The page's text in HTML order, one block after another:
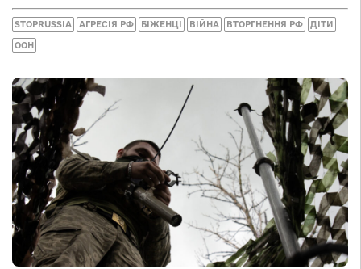
STOPRUSSIA АГРЕСІЯ РФ БІЖЕНЦІ ВІЙНА ВТОРГНЕННЯ РФ ДІТИ
ООН